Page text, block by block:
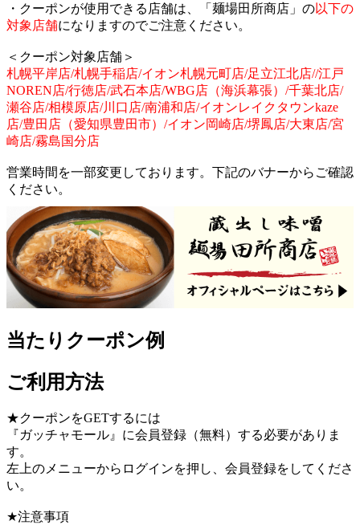
・クーポンが使用できる店舗は、「麺場田所商店」の以下の
対象店舗になりますのでご注意ください。
＜クーポン対象店舗＞
札幌平岸店/札幌手稲店/イオン札幌元町店/足立江北店//江戸
NOREN店/行徳店/武石本店/WBG店（海浜幕張）/千葉北店/
瀬谷店/相模原店/川口店/南浦和店/イオンレイクタウンkaze
店/豊田店（愛知県豊田市）/イオン岡崎店/堺鳳店/大東店/宮
崎店/霧島国分店
営業時間を一部変更しております。下記のバナーからご確認
ください。
当たりクーポン例
ご利用方法
★クーポンをGETするには
『ガッチャモール』に会員登録（無料）する必要がありま
す。
左上のメニューからログインを押し、会員登録をしてくださ
い。
★注意事項